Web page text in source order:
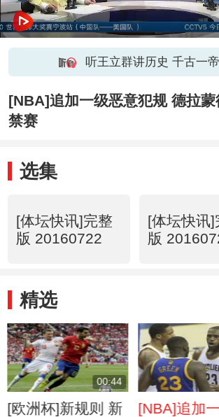
听王立群讲历史 千古一
[NBA]追加一级恶意犯规 德拉蒙
禁赛
选集
[体坛快讯]完整
版 20160722
[体坛快讯]
版
精选
00:44
[欧洲杯]新规则 新
[NBA]追加